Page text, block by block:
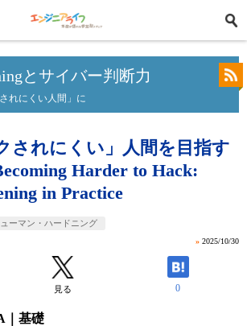
とサイバー判断力
れにくい人間」に
されにくい」人間を目指す
Harder to Hack:
in Practice
ーマン・ハードニング
» 2025/10/30
見る 0
｜基礎